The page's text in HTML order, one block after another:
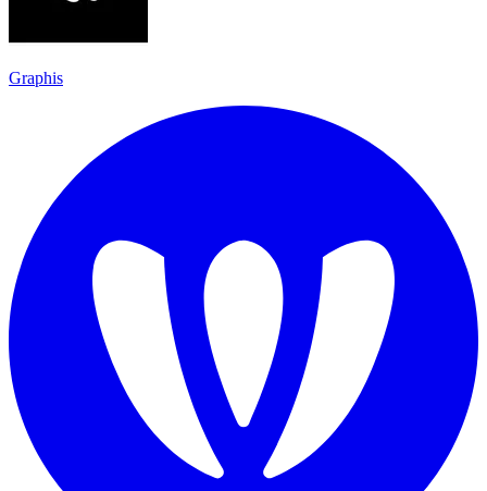
Graphis